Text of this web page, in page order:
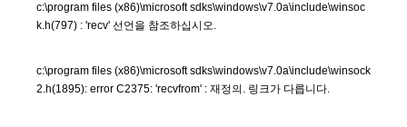
c:\program files (x86)\microsoft sdks\windows\v7.0a\include\winsoc
k.h(797) : 'recv' 선언을 참조하십시오.
c:\program files (x86)\microsoft sdks\windows\v7.0a\include\winsock
2.h(1895): error C2375: 'recvfrom' : 재정의. 링크가 다릅니다.